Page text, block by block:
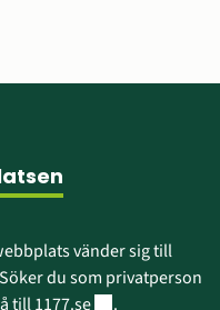
vänder sig till
du som privatperson
till 1177.seLänk till annan
.